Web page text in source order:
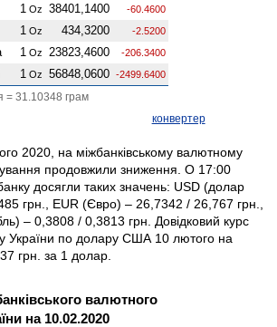
1 Oz 38401,1400 -60.4600
1 Oz 434,3200 -2.5200
1 Oz 23823,4600 -206.3400
1 Oz 56848,0600 -2499.6400
= 31.10348 грам
конвертер
2020, на міжбанківському валютному
продовжили зниження. О 17:00
досягли таких значень: USD (долар
грн., EUR (Євро) – 26,7342 / 26,767 грн.,
– 0,3808 / 0,3813 грн. Довідковий курс
України по долару США 10 лютого на
грн. за 1 долар.
валютного
на 10.02.2020